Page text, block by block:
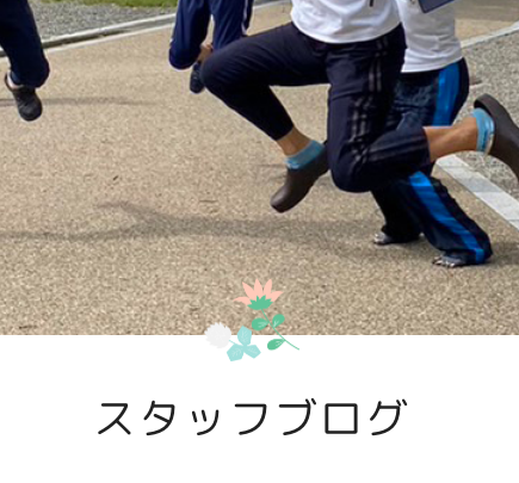
スタッフブログ